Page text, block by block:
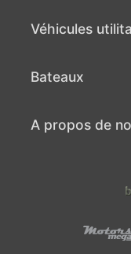
Véhicules
Bateaux
A propos de
Conditions